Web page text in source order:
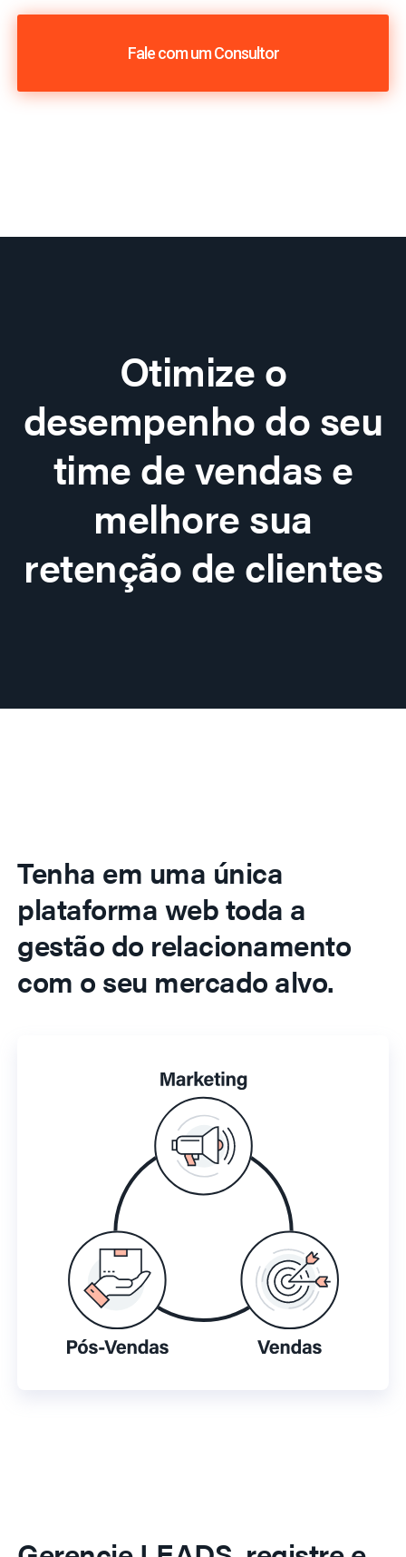
Fale com um Consultor
Otimize o
desempenho do seu
time de vendas e
melhore sua
retenção de clientes
Tenha em uma única
plataforma web toda a
gestão do relacionamento
com o seu mercado alvo.